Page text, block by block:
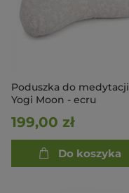
Poduszka do medytacji
Yogi Moon - ecru
199,00 zł
Do koszyka